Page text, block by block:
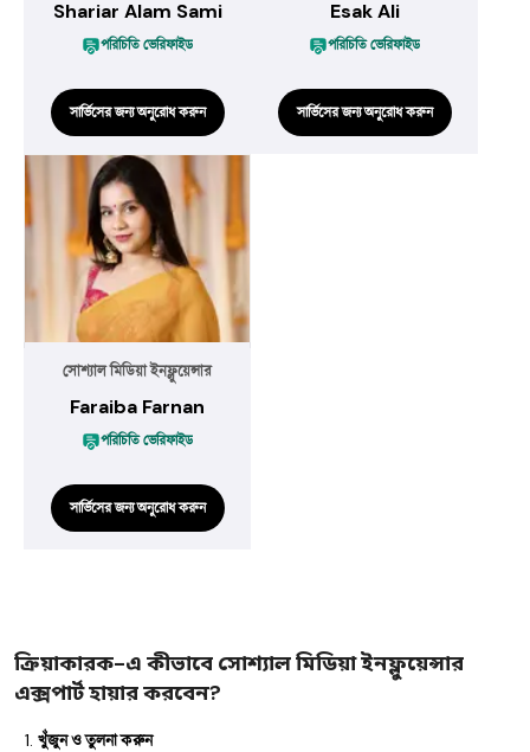
Shariar Alam Sami
পরিচিতি ভেরিফাইড
সার্ভিসের জন্য অনুরোধ করুন
Esak Ali
পরিচিতি ভেরিফাইড
সার্ভিসের জন্য অনুরোধ করুন
সোশ্যাল মিডিয়া ইনফ্লুয়েন্সার
Faraiba Farnan
পরিচিতি ভেরিফাইড
সার্ভিসের জন্য অনুরোধ করুন
ক্রিয়াকারক-এ কীভাবে সোশ্যাল মিডিয়া ইনফ্লুয়েন্সার
এক্সপার্ট হায়ার করবেন?
খুঁজুন ও তুলনা করুন